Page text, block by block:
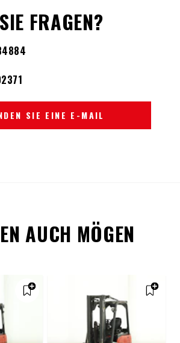
FRAGEN?
SIE EINE E-MAIL
AUCH MÖGEN